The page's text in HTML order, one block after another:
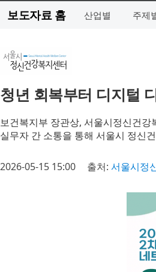
보도자료 홈 산업별 주제
청년 회복부터 디지털
보건복지부 장관상, 서울시정신건
실무자 간 소통을 통해 서울시 정신
2026-05-15 15:00 출처: 서울시정